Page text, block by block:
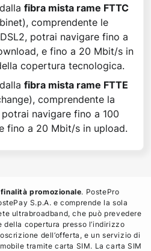
fibra mista rame FTTC
comprendente le
potrai navigare fino a
e fino a 20 Mbit/s in
copertura tecnologica.​
fibra mista rame FTTE
comprendente la
navigare fino a 100
fino a 20 Mbit/s in upload.
promozionale. PostePro
S.p.A. e comprende la sola
ultrabroadband, che può prevedere
copertura presso l’indirizzo
dell’offerta, e un servizio di
tramite carta SIM. La carta SIM